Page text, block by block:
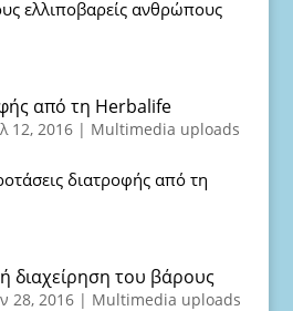
ελλιποβαρείς ανθρώπους
από τη Herbalife
12, 2016| Multimedia uploads
διατροφής από τη
διαχείρηση του βάρους
28, 2016| Multimedia uploads